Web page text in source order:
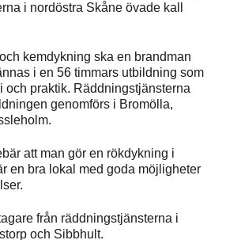
i nordöstra Skåne övade kall
kemdykning ska en brandman
i en 56 timmars utbildning som
och praktik. Räddningstjänsterna
genomförs i Bromölla,
att man gör en rökdykning i
en bra lokal med goda möjligheter
från räddningstjänsterna i
och Sibbhult.